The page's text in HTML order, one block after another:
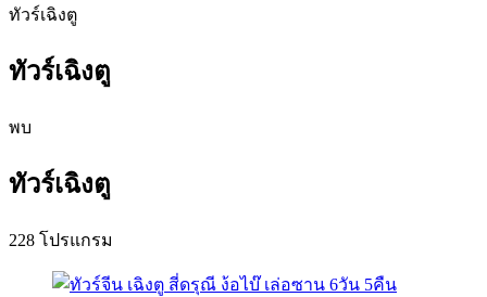
ทัวร์เฉิงตู
ทัวร์เฉิงตู
พบ
ทัวร์เฉิงตู
228 โปรแกรม